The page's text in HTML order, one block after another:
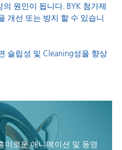
원인이 됩니다. BYK 첨가제
개선 또는 방지 할 수 있습니
슬립성 및 Cleaning성을 향상
미로운 애니메이션 및 동영